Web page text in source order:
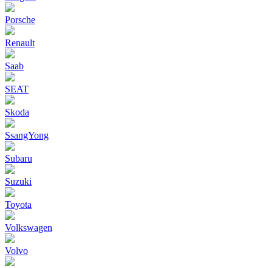
Porsche
Renault
Saab
SEAT
Skoda
SsangYong
Subaru
Suzuki
Toyota
Volkswagen
Volvo